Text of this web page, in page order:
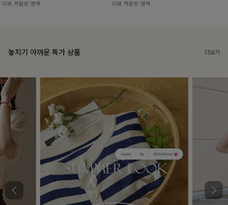
리뷰 카운트 영역 리뷰 카운트 영역
놓치기 아까운 특가 상품 더보기